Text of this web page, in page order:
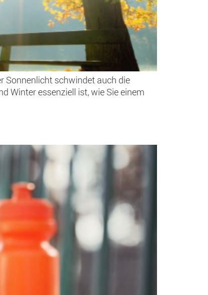
Sonnenlicht schwindet auch die
Winter essenziell ist, wie Sie einem